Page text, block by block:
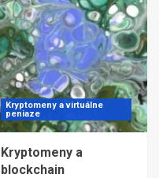
Kryptomeny a virtuálne
peniaze
Kryptomeny a
blockchain